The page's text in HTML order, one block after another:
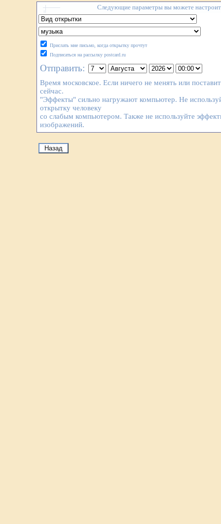
Следующие параметры вы можете
Прислать мне письмо, когда открытку прочтут
Подписаться на рассылку postcard.ru
Отправить:
Время московское. Если ничего не менять или
сейчас.
"Эффекты" сильно нагружают компьютер. Не
открытку человеку
со слабым компьютером. Также не используйте
изображений.